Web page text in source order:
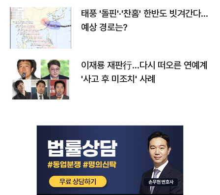
태풍 '돌핀'·'찬홈' 한반도 빗겨간다…
예상 경로는?
이재룡 재판行…다시 떠오른 연예계
'사고 후 미조치' 사례